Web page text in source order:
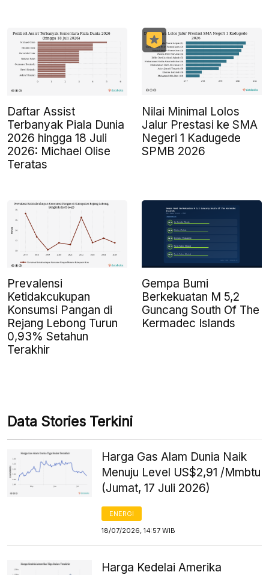
Daftar Assist
Terbanyak Piala Dunia
2026 hingga 18 Juli
2026: Michael Olise
Teratas
Nilai Minimal Lolos
Jalur Prestasi ke SMA
Negeri 1 Kadugede
SPMB 2026
Prevalensi
Ketidakcukupan
Konsumsi Pangan di
Rejang Lebong Turun
0,93% Setahun
Terakhir
Gempa Bumi
Berkekuatan M 5,2
Guncang South Of The
Kermadec Islands
Data Stories Terkini
Harga Gas Alam Dunia Naik
Menuju Level US$2,91 /Mmbtu
(Jumat, 17 Juli 2026)
ENERGI
18/07/2026, 14:57 WIB
Harga Kedelai Amerika